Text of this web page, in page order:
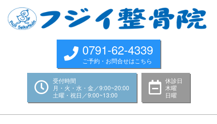
content
0791-62-4339
ご予約・お問合せはこちら
受付時間
月・火・水・金／9:00~20:00
土曜・祝日／9:00~13:00
休診日
木曜
日曜